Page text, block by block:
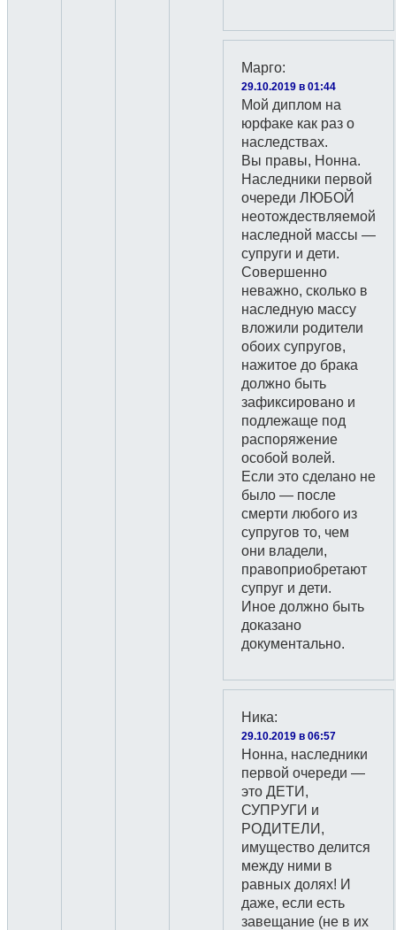
Марго:
29.10.2019 в 01:44
Мой диплом на
юрфаке как раз о
наследствах.
Вы правы, Нонна.
Наследники первой
очереди ЛЮБОЙ
неотождествляемой
наследной массы —
супруги и дети.
Совершенно
неважно, сколько в
наследную массу
вложили родители
обоих супругов,
нажитое до брака
должно быть
зафиксировано и
подлежаще под
распоряжение
особой волей.
Если это сделано не
было — после
смерти любого из
супругов то, чем
они владели,
правоприобретают
супруг и дети.
Иное должно быть
доказано
документально.
Ника:
29.10.2019 в 06:57
Нонна, наследники
первой очереди —
это ДЕТИ,
СУПРУГИ и
РОДИТЕЛИ,
имущество делится
между ними в
равных долях! И
даже, если есть
завещание (не в их